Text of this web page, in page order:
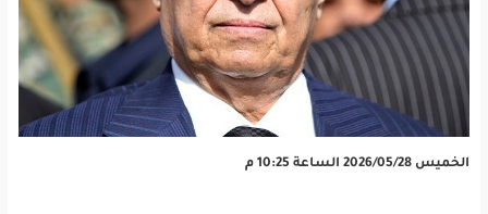
الخميس 2026/05/28 الساعة 10:25 م